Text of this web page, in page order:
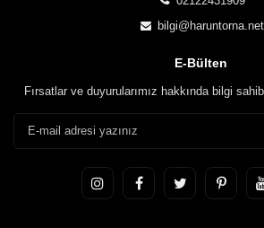
bilgi@haruntorna.net
E-Bülten
Fırsatlar ve duyurularımız hakkında bilgi